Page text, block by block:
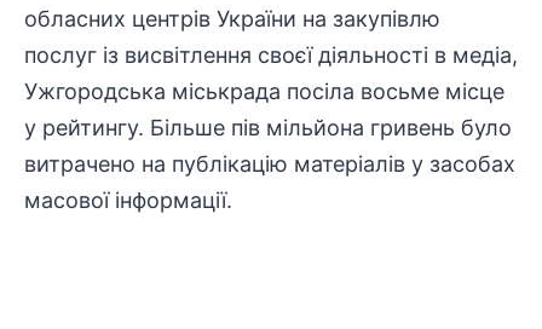
обласних центрів України на закупівлю
послуг із висвітлення своєї діяльності в медіа,
Ужгородська міськрада посіла восьме місце
у рейтингу. Більше пів мільйона гривень було
витрачено на публікацію матеріалів у засобах
масової інформації.